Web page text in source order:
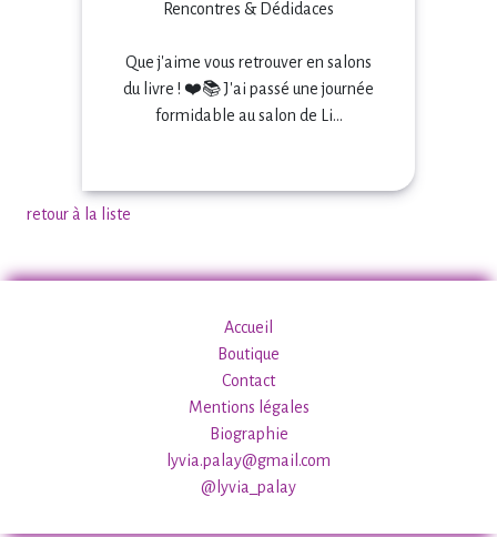
Rencontres & Dédidaces
Que j'aime vous retrouver en salons
du livre ! ❤️📚 J'ai passé une journée
formidable au salon de Li...
retour à la liste
Accueil
Boutique
Contact
Mentions légales
Biographie
lyvia.palay@gmail.com
@lyvia_palay